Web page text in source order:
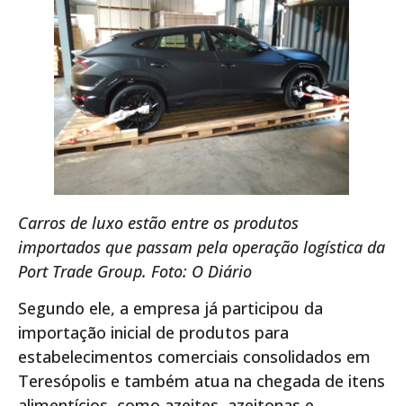
Carros de luxo estão entre os produtos
importados que passam pela operação logística da
Port Trade Group. Foto: O Diário
Segundo ele, a empresa já participou da
importação inicial de produtos para
estabelecimentos comerciais consolidados em
Teresópolis e também atua na chegada de itens